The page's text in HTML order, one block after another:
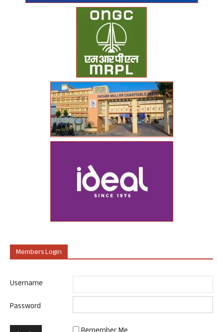
Members Login
Username
Password